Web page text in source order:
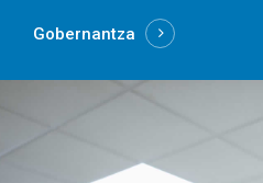
Gobernantza